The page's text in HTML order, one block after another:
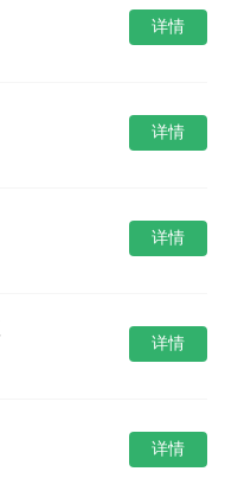
详情
详情
详情
详情
详情